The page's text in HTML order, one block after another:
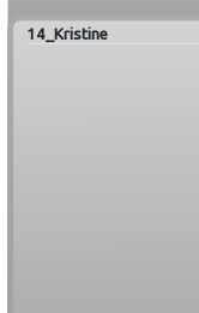
14_Kristine